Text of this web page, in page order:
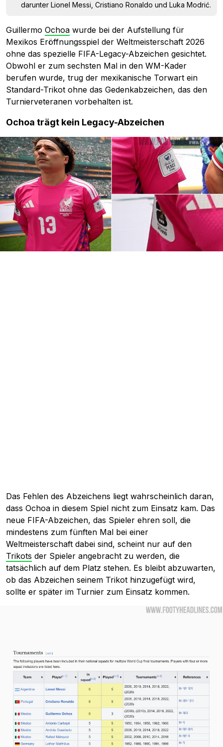
darunter Lionel Messi, Cristiano Ronaldo und Luka Modrić.
Guillermo Ochoa wurde bei der Aufstellung für
Mexikos Eröffnungsspiel der Weltmeisterschaft 2026
ohne das spezielle FIFA-Legacy-Abzeichen gesichtet.
Obwohl er zum sechsten Mal in den WM-Kader
berufen wurde, trug der mexikanische Torwart ein
Standard-Trikot ohne das Gedenkabzeichen, das den
Turnierveteranen vorbehalten ist.
Ochoa trägt kein Legacy-Abzeichen
Das Fehlen des Abzeichens liegt wahrscheinlich daran,
dass Ochoa in diesem Spiel nicht zum Einsatz kam. Das
neue FIFA-Abzeichen, das Spieler ehren soll, die
mindestens zum fünften Mal bei einer
Weltmeisterschaft dabei sind, scheint nur auf den
Trikots der Spieler angebracht zu werden, die
tatsächlich auf dem Platz stehen. Es bleibt abzuwarten,
ob das Abzeichen seinem Trikot hinzugefügt wird,
sollte er später im Turnier zum Einsatz kommen.